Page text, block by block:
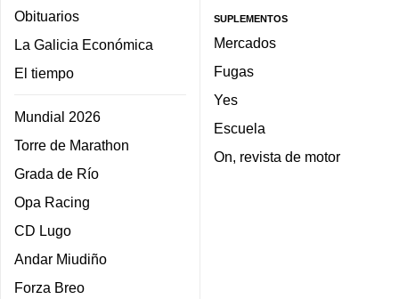
Obituarios
La Galicia Económica
El tiempo
Mundial 2026
Torre de Marathon
Grada de Río
Opa Racing
CD Lugo
Andar Miudiño
Forza Breo
SUPLEMENTOS
Mercados
Fugas
Yes
Escuela
On, revista de motor